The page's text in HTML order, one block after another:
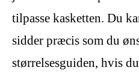
tilpasse kasketten. Du
sidder præcis som du
størrelsesguiden, hvis